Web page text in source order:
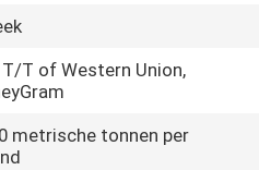
T/T of Western Union,
metrische tonnen per